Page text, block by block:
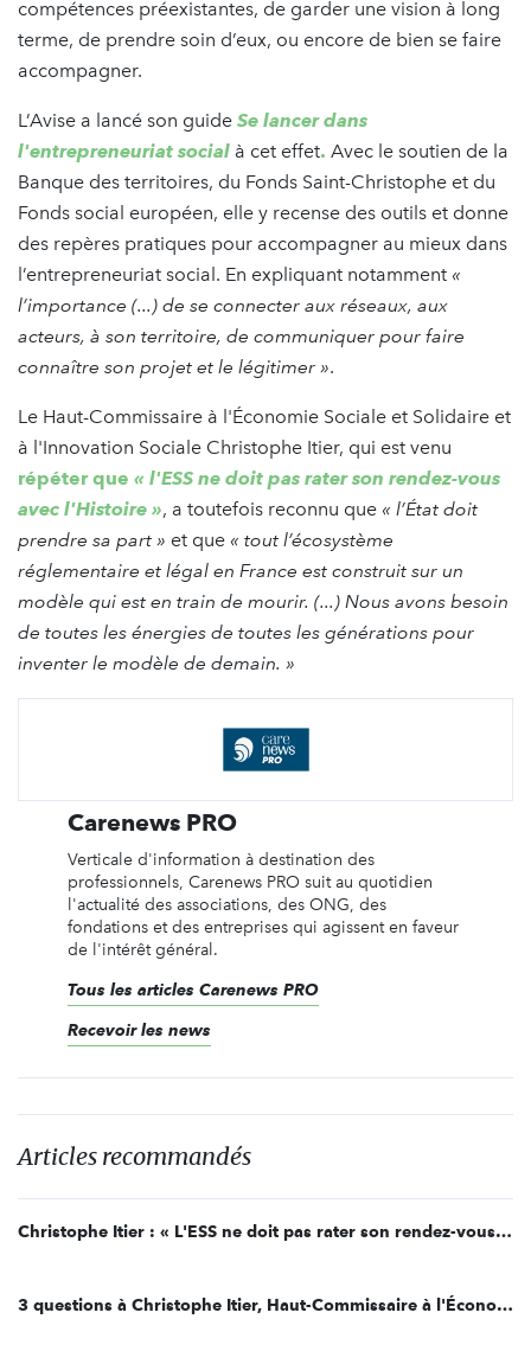
compétences préexistantes, de garder une vision à long
terme, de prendre soin d’eux, ou encore de bien se faire
accompagner.
L’Avise a lancé son guide Se lancer dans
l'entrepreneuriat social à cet effet. Avec le soutien de la
Banque des territoires, du Fonds Saint-Christophe et du
Fonds social européen, elle y recense des outils et donne
des repères pratiques pour accompagner au mieux dans
l’entrepreneuriat social. En expliquant notamment «
l’importance (...) de se connecter aux réseaux, aux
acteurs, à son territoire, de communiquer pour faire
connaître son projet et le légitimer ».
Le Haut-Commissaire à l'Économie Sociale et Solidaire et
à l'Innovation Sociale Christophe Itier, qui est venu
répéter que « l'ESS ne doit pas rater son rendez-vous
avec l'Histoire », a toutefois reconnu que « l’État doit
prendre sa part » et que « tout l’écosystème
réglementaire et légal en France est construit sur un
modèle qui est en train de mourir. (...) Nous avons besoin
de toutes les énergies de toutes les générations pour
inventer le modèle de demain. »
Carenews PRO
Verticale d'information à destination des
professionnels, Carenews PRO suit au quotidien
l'actualité des associations, des ONG, des
fondations et des entreprises qui agissent en faveur
de l'intérêt général.
Tous les articles Carenews PRO
Recevoir les news
Articles recommandés
Christophe Itier : « L'ESS ne doit pas rater son rendez-vous avec l'Histoire »
3 questions à Christophe Itier, Haut-Commissaire à l'Économie Sociale et Solidaire